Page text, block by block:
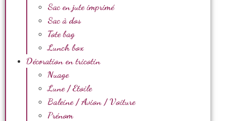
Sac en jute imprimé
Sac à dos
Tote bag
Lunch box
Décoration en tricotin
Nuage
Lune / Etoile
Baleine / Avion / Voiture
Prénom